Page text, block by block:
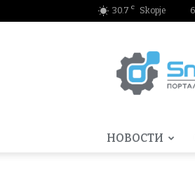
30.7 C Skopje
НОВОСТИ